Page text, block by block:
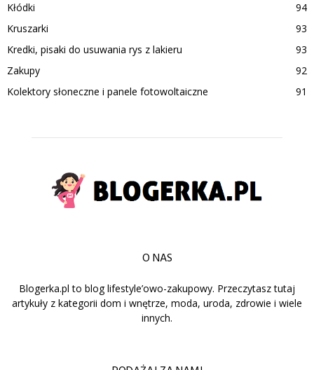
Kłódki
94
Kruszarki
93
Kredki, pisaki do usuwania rys z lakieru
93
Zakupy
92
Kolektory słoneczne i panele fotowoltaiczne
91
O NAS
Blogerka.pl to blog lifestyle’owo-zakupowy. Przeczytasz tutaj
artykuły z kategorii dom i wnętrze, moda, uroda, zdrowie i wiele
innych.